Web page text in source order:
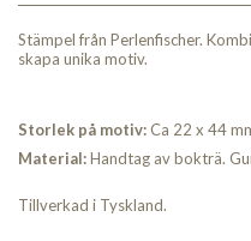
Stämpel från Perlenfischer.
skapa unika motiv.
Storlek på motiv:Ca 22 x 44
Material:Handtag av bokträ.
Tillverkad i Tyskland.